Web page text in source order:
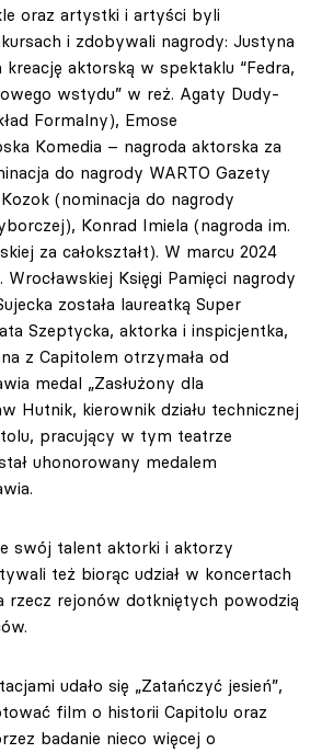
oraz artystki i artyści byli
i zdobywali nagrody: Justyna
aktorską w spektaklu “Fedra,
wstydu” w reż. Agaty Dudy-
Formalny), Emose
Komedia – nagroda aktorska za
do nagrody WARTO Gazety
(nominacja do nagrody
Konrad Imiela (nagroda im.
za całokształt). W marcu 2024
Księgi Pamięci nagrody
została laureatką Super
Szeptycka, aktorka i inspicjentka,
z Capitolem otrzymała od
medal „Zasłużony dla
Hutnik, kierownik działu technicznej
pracujący w tym teatrze
uhonorowany medalem
swój talent aktorki i aktorzy
też biorąc udział w koncertach
rzecz rejonów dotkniętych powodzią
udało się „Zatańczyć jesień”,
film o historii Capitolu oraz
badanie nieco więcej o